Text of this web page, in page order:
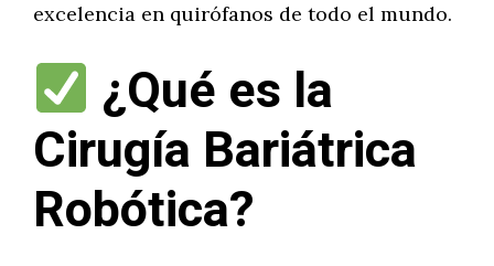
excelencia en quirófanos de todo el mundo.
¿Qué es la
Cirugía Bariátrica
Robótica?